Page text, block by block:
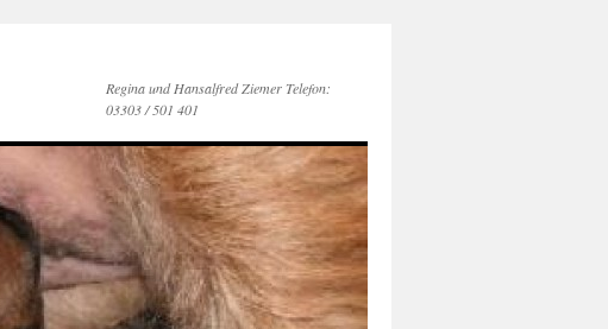
Regina und Hansalfred Ziemer Telefon:
03303 / 501 401